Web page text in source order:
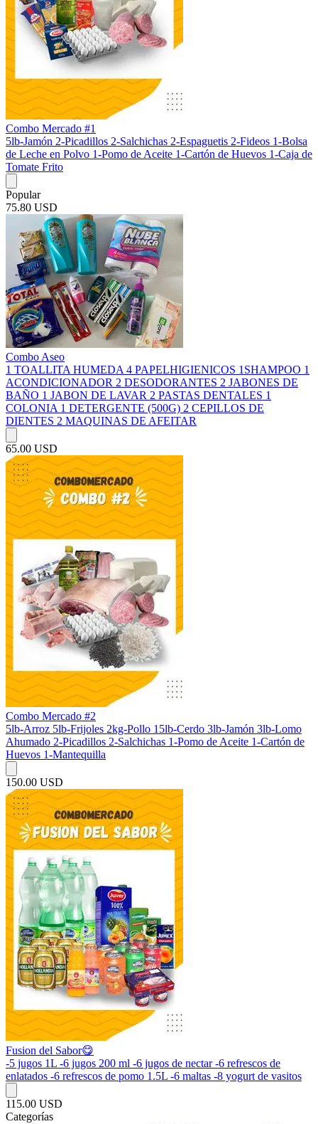
Combo Mercado #1
5lb-Jamón 2-Picadillos 2-Salchichas 2-Espaguetis 2-Fideos 1-Bolsa
de Leche en Polvo 1-Pomo de Aceite 1-Cartón de Huevos 1-Caja de
Tomate Frito
Popular
75.80 USD
Combo Aseo
1 TOALLITA HUMEDA 4 PAPELHIGIENICOS 1SHAMPOO 1
ACONDICIONADOR 2 DESODORANTES 2 JABONES DE
BAÑO 1 JABON DE LAVAR 2 PASTAS DENTALES 1
COLONIA 1 DETERGENTE (500G) 2 CEPILLOS DE
DIENTES 2 MAQUINAS DE AFEITAR
65.00 USD
Combo Mercado #2
5lb-Arroz 5lb-Frijoles 2kg-Pollo 15lb-Cerdo 3lb-Jamón 3lb-Lomo
Ahumado 2-Picadillos 2-Salchichas 1-Pomo de Aceite 1-Cartón de
Huevos 1-Mantequilla
150.00 USD
Fusion del Sabor😋
-5 jugos 1L -6 jugos 200 ml -6 jugos de nectar -6 refrescos de
enlatados -6 refrescos de pomo 1.5L -6 maltas -8 yogurt de vasitos
115.00 USD
Categorías